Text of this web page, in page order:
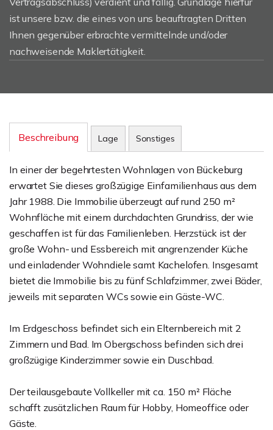
ist unsere bzw. die eines von uns beauftragten Dritten
Ihnen gegenüber erbrachte vermittelnde und/oder
nachweisende Maklertätigkeit.
Beschreibung Lage Sonstiges
In einer der begehrtesten Wohnlagen von Bückeburg
erwartet Sie dieses großzügige Einfamilienhaus aus dem
Jahr 1988. Die Immobilie überzeugt auf rund 250 m²
Wohnfläche mit einem durchdachten Grundriss, der wie
geschaffen ist für das Familienleben. Herzstück ist der
große Wohn- und Essbereich mit angrenzender Küche
und einladender Wohndiele samt Kachelofen. Insgesamt
bietet die Immobilie bis zu fünf Schlafzimmer, zwei Bäder,
jeweils mit separaten WCs sowie ein Gäste-WC.
Im Erdgeschoss befindet sich ein Elternbereich mit 2
Zimmern und Bad. Im Obergschoss befinden sich drei
großzügige Kinderzimmer sowie ein Duschbad.
Der teilausgebaute Vollkeller mit ca. 150 m² Fläche
schafft zusätzlichen Raum für Hobby, Homeoffice oder
Gäste.